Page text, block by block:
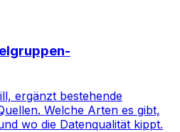
ergänzt bestehende
Welche Arten es gibt,
wo die Datenqualität kippt.